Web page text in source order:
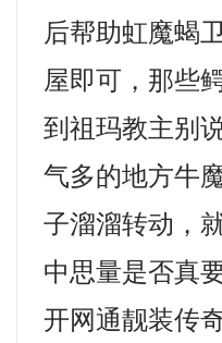
后帮助虹魔蝎
屋即可，那些
到祖玛教主别
气多的地方牛
子溜溜转动，
中思量是否真
开网通靓装传